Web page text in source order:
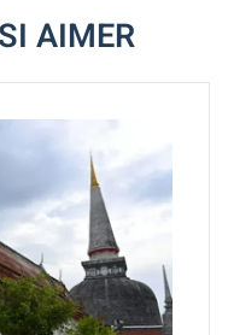
AIMER